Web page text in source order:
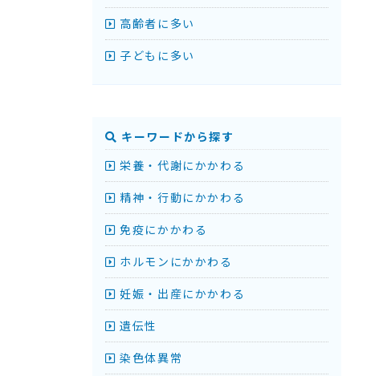
高齢者に多い
子どもに多い
キーワードから探す
栄養・代謝にかかわる
精神・行動にかかわる
免疫にかかわる
ホルモンにかかわる
妊娠・出産にかかわる
遺伝性
染色体異常